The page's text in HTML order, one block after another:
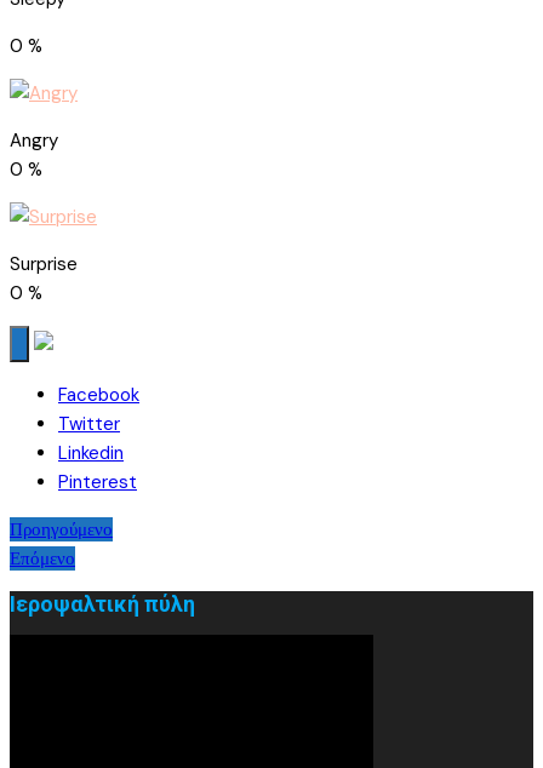
0 %
Angry
0 %
Surprise
0 %
Facebook
Twitter
Linkedin
Pinterest
Πλοήγηση
άρθρων
Προηγούμενο
Επόμενο
Ιεροψαλτική πύλη